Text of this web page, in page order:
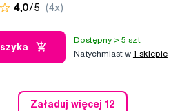
4,0/5 (4x)
Dostępny > 5 szt
Natychmiast w 1 sklepie
Załaduj więcej 12